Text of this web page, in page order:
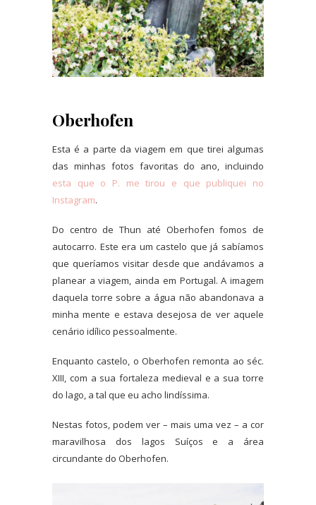
Oberhofen
Esta é a parte da viagem em que tirei algumas
das minhas fotos favoritas do ano, incluindo
esta que o P. me tirou e que publiquei no
Instagram.
Do centro de Thun até Oberhofen fomos de
autocarro. Este era um castelo que já sabíamos
que queríamos visitar desde que andávamos a
planear a viagem, ainda em Portugal. A imagem
daquela torre sobre a água não abandonava a
minha mente e estava desejosa de ver aquele
cenário idílico pessoalmente.
Enquanto castelo, o Oberhofen remonta ao séc.
XIII, com a sua fortaleza medieval e a sua torre
do lago, a tal que eu acho lindíssima.
Nestas fotos, podem ver – mais uma vez – a cor
maravilhosa dos lagos Suíços e a área
circundante do Oberhofen.